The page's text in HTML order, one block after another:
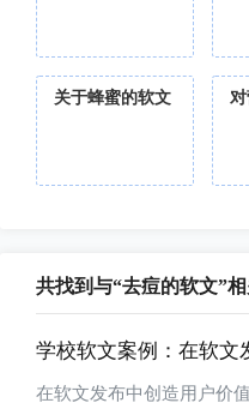
关于蜂蜜的软文
共找到与“去痘的软文”
学校软文案例：在软文
在软文发布中创造用户价值和信任度的方式有